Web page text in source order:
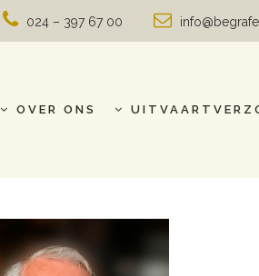
024 – 397 67 00
OVER ONS